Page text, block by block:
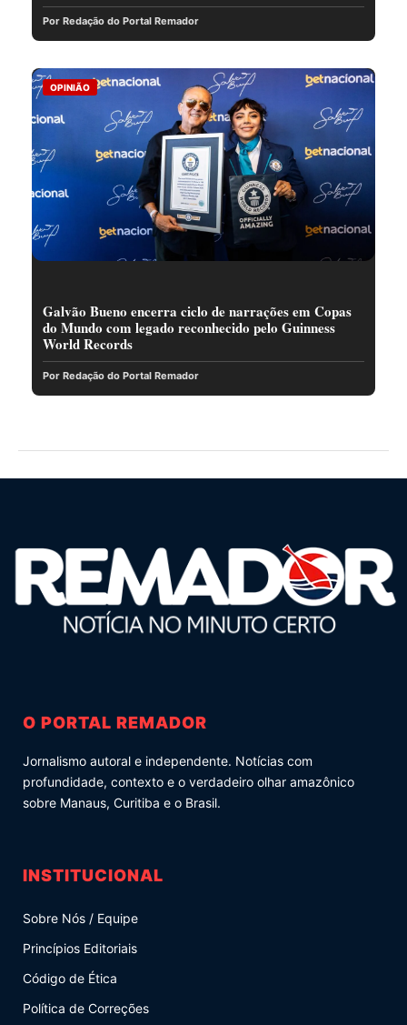
Por Redação do Portal Remador
OPINIÃO
Galvão Bueno encerra ciclo de narrações em Copas
do Mundo com legado reconhecido pelo Guinness
World Records
Por Redação do Portal Remador
O PORTAL REMADOR
Jornalismo autoral e independente. Notícias com
profundidade, contexto e o verdadeiro olhar amazônico
sobre Manaus, Curitiba e o Brasil.
INSTITUCIONAL
Sobre Nós / Equipe
Princípios Editoriais
Código de Ética
Política de Correções